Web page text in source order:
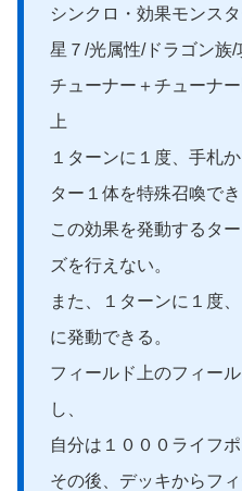
シンクロ・効果モンス
星７/光属性/ドラゴン族
チューナー＋チューナ
上
１ターンに１度、手札
ター１体を特殊召喚でき
この効果を発動するタ
ズを行えない。
また、１ターンに１度
に発動できる。
フィールド上のフィー
し、
自分は１０００ライフ
その後、デッキからフ